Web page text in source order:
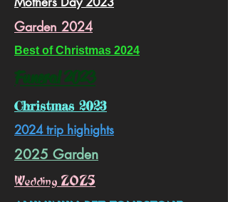
Garden 2024
Best of Christmas 2024
Funeral 2023
Christmas 2023
2024 trip highights
2025 Garden
Wedding 2025